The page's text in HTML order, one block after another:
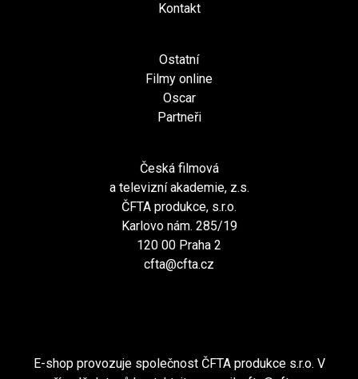
Kontakt
Ostatní
Filmy online
Oscar
Partneři
Česká filmová
a televizní akademie, z.s.
ČFTA produkce, s.r.o.
Karlovo nám. 285/19
120 00 Praha 2
cfta@cfta.cz
E-shop provozuje společnost ČFTA produkce s.r.o. V